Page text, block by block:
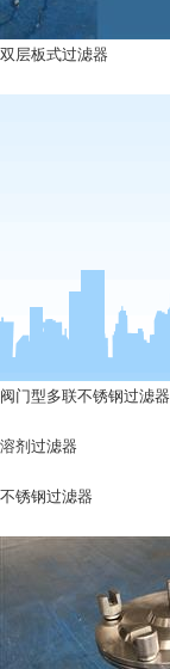
双层板式过滤器
阀门型多联不锈钢过滤器
溶剂过滤器
不锈钢过滤器